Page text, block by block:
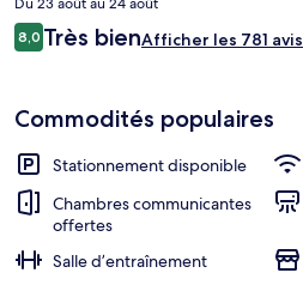
de 183 $ CA
Avis
8,08,0 sur 10 –
Très bienAfficher les 781 avis
Commodités populaires
Stationnement disponible
Chambres communicantes
offertes
Salle d’entraînement